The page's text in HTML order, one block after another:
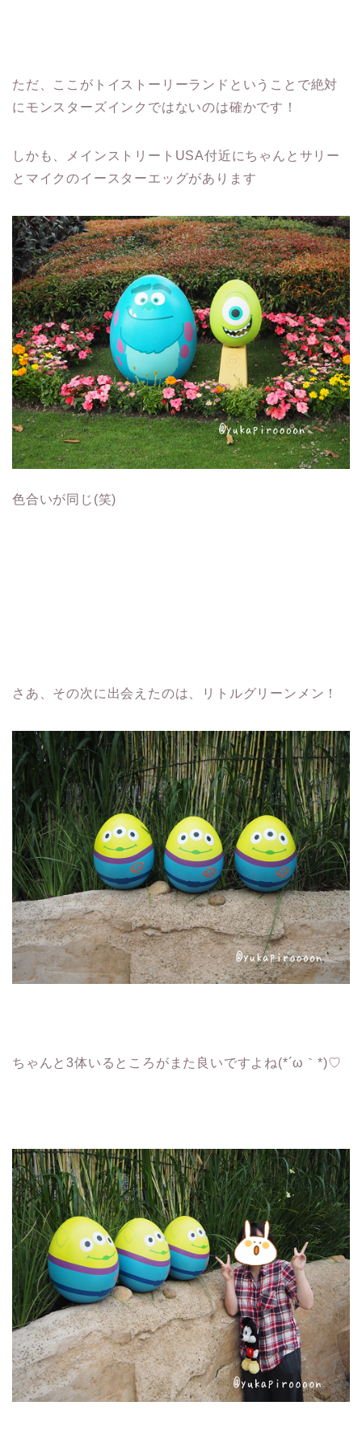
ただ、ここがトイストーリーランドということで絶対
にモンスターズインクではないのは確かです！
しかも、メインストリートUSA付近にちゃんとサリー
とマイクのイースターエッグがあります
色合いが同じ(笑)
さあ、その次に出会えたのは、リトルグリーンメン！
ちゃんと3体いるところがまた良いですよね(*´ω｀*)♡